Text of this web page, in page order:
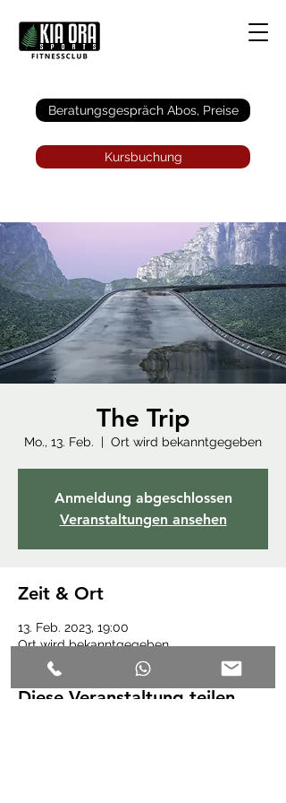
Beratungsgespräch Abos, Preise
Kursbuchung
The Trip
Mo., 13. Feb.
  |
Ort wird bekanntgegeben
Anmeldung abgeschlossen
Veranstaltungen ansehen
Zeit & Ort
13. Feb. 2023, 19:00
Ort wird bekanntgegeben
Diese Veranstaltung teilen